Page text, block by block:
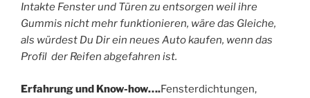
Intakte Fenster und Türen zu entsorgen weil ihre
Gummis nicht mehr funktionieren, wäre das Gleiche,
als würdest Du Dir ein neues Auto kaufen, wenn das
Profil der Reifen abgefahren ist.
Erfahrung und Know-how….Fensterdichtungen,